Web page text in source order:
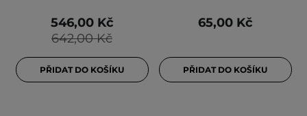
642,00 Kč
546,00 Kč
PŘIDAT DO KOŠÍKU
65,00 Kč
PŘIDAT DO KOŠÍKU